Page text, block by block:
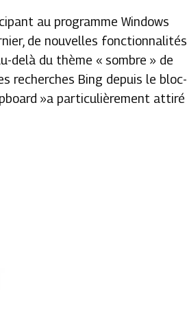
au programme Windows
de nouvelles fonctionnalités
delà du thème « sombre » de
recherches Bing depuis le bloc-
»a particulièrement attiré